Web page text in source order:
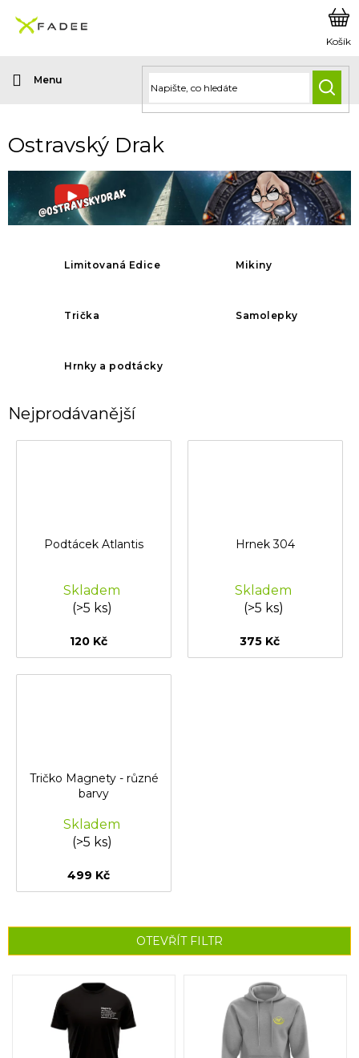
obsah
Ostravský Drak
Limitovaná Edice Mikiny
Trička Samolepky
Hrnky a podtácky
Nejprodávanější
Podtácek Atlantis
Skladem
(>5 ks)
120 Kč
Hrnek 304
Skladem
(>5 ks)
375 Kč
Tričko Magnety - různé
barvy
Skladem
(>5 ks)
499 Kč
OTEVŘÍT FILTR